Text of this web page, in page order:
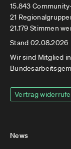
15.843
21
21.179 Stimmen
Stand 02.08.2026
Wir sind Mitglied
Vertrag
News